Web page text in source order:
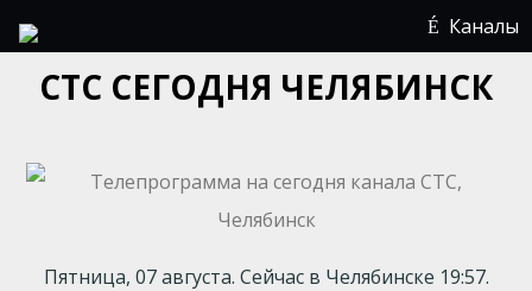
Каналы
СТС СЕГОДНЯ ЧЕЛЯБИНСК
Пятница, 07 августа. Сейчас в Челябинске 19:57.